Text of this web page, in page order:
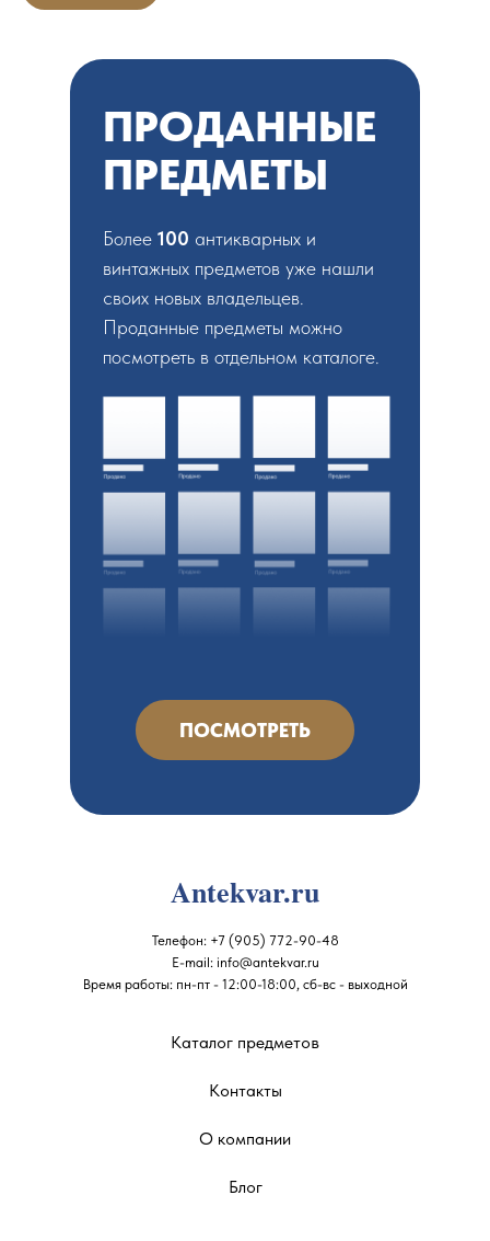
ПРОДАННЫЕ
ПРЕДМЕТЫ
Более 100 антикварных и
винтажных предметов уже нашли
своих новых владельцев.
Проданные предметы можно
посмотреть в отдельном каталоге.
ПОСМОТРЕТЬ
Телефон: +7 (905) 772-90-48
E-mail: info@antekvar.ru
Время работы: пн-пт - 12:00-18:00, сб-вс - выходной
Antekvar.ru
Каталог предметов
Блог
О компании
Контакты